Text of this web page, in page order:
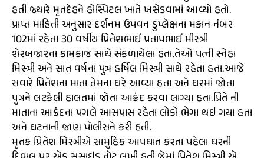
હતી જ્યારે મૃતદેહને હોસ્પિટલ ખાતે ખસેડવામાં આવ્યો હતો.
પ્રાપ્ત માહિતી અનુસાર દર્શનમ ઉપવન ડુપ્લેક્ષના મકાન નંબર
102માં રહેતા 30 વર્ષીય પ્રિતેશભાઈ પ્રતાપભાઈ મીસ્ત્રી
શેરબજારના કામકાજ સાથે સંકળાયેલા હતા.તેઓ પત્ની સ્નેહા
મિસ્ત્રી અને સાત વર્ષના પુત્ર હર્ષિલ મિસ્ત્રી સાથે રહેતા હતા.આજે
સવારે પ્રિતેશના માતા તેમના ઘરે આવ્યા હતા અને ઘરમાં જોતા
પુત્રને લટકેલી હાલતમાં જોતા આક્રંદ કરવા લાગ્યા હતા.પ્રિતે ની
માતાના આક્રંદના પગલે આસપાસ રહેતા લોકો ભેગા થઇ ગયા હતા
અને ઘટનાની જાણ પોલીસને કરી હતી.
મૃતક પ્રિતેશ મિસ્ત્રીએ સામુહિક આપઘાત કરતા પહેલા ઘરની